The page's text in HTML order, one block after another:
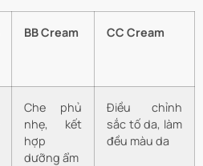
BB Cream CC Cream
Che phủ
nhẹ, kết
hợp
dưỡng ẩm
Điều chỉnh
sắc tố da, làm
đều màu da